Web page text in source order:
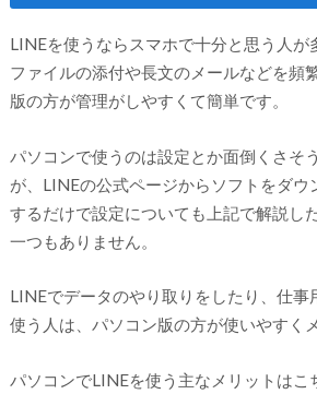
LINEを使うならスマホで十分と思う人が
ファイルの添付や長文のメールなどを頻
版の方が管理がしやすくて簡単です。
パソコンで使うのは設定とか面倒くさそ
が、LINEの公式ページからソフトをダウ
するだけで設定についても上記で解説し
一つもありません。
LINEでデータのやり取りをしたり、仕事
使う人は、パソコン版の方が使いやすく
パソコンでLINEを使う主なメリットはこ